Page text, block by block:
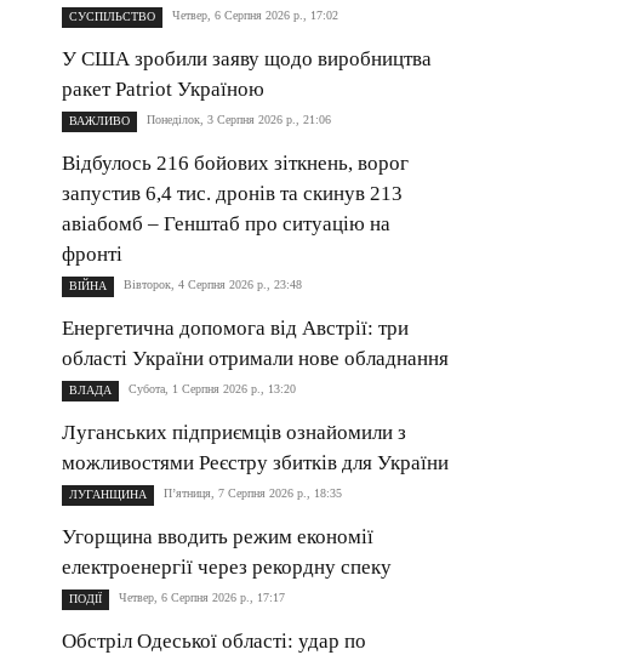
СУСПІЛЬСТВО Четвер, 6 Серпня 2026 р., 17:02
У США зробили заяву щодо виробництва
ракет Patriot Україною
ВАЖЛИВО Понеділок, 3 Серпня 2026 р., 21:06
Відбулось 216 бойових зіткнень, ворог
запустив 6,4 тис. дронів та скинув 213
авіабомб – Генштаб про ситуацію на
фронті
ВІЙНА Вівторок, 4 Серпня 2026 р., 23:48
Енергетична допомога від Австрії: три
області України отримали нове обладнання
ВЛАДА Субота, 1 Серпня 2026 р., 13:20
Луганських підприємців ознайомили з
можливостями Реєстру збитків для України
ЛУГАНЩИНА П’ятниця, 7 Серпня 2026 р., 18:35
Угорщина вводить режим економії
електроенергії через рекордну спеку
ПОДІЇ Четвер, 6 Серпня 2026 р., 17:17
Обстріл Одеської області: удар по